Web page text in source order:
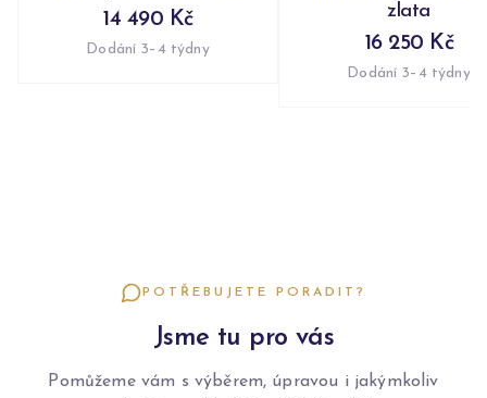
14 490 Kč
Dodání 3–4 týdny
zlata
16 250 Kč
Dodání 3–4 týdny
POTŘEBUJETE PORADIT?
Jsme tu pro vás
Pomůžeme vám s výběrem, úpravou i jakýmkoliv